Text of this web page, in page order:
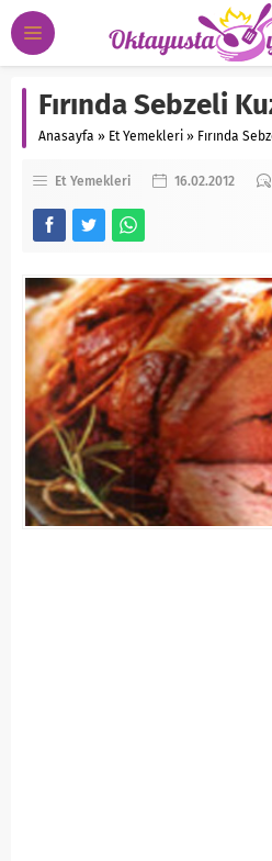
Fırında Sebzeli
Anasayfa » Et Yemekleri » Fırında
Et Yemekleri 16.02.2012